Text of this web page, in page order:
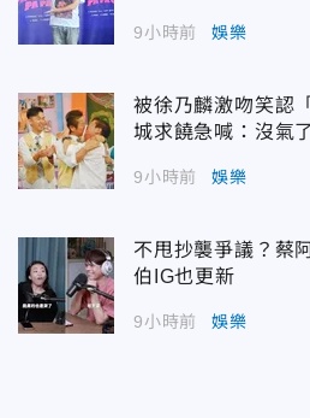
9小時前 娛樂
被徐乃麟激吻笑認
城求饒急喊：沒氣了
9小時前 娛樂
不甩抄襲爭議？蔡
伯IG也更新
9小時前 娛樂